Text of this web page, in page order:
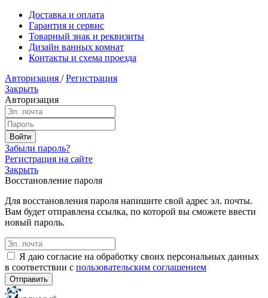
Доставка и оплата
Гарантия и сервис
Товарный знак и реквизиты
Дизайн ванных комнат
Контакты и схема проезда
Авторизация / Регистрация
Закрыть
Авторизация
Забыли пароль?
Регистрация на сайте
Закрыть
Восстановление пароля
Для восстановления пароля напишите свой адрес эл. почты.
Вам будет отправлена ссылка, по которой вы сможете ввести
новый пароль.
Я даю согласие на обработку своих персональных данных
в соответствии с пользовательским соглашением